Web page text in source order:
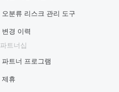
오분류 리스크 관리 도구
변경 이력
파트너십
파트너 프로그램
제휴